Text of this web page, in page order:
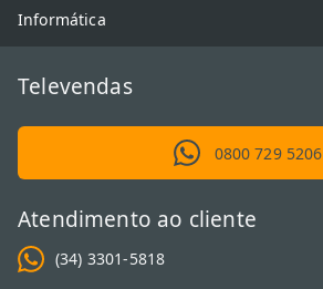
Informática
Televendas
0800 729 5206
Atendimento ao cliente
(34) 3301-5818